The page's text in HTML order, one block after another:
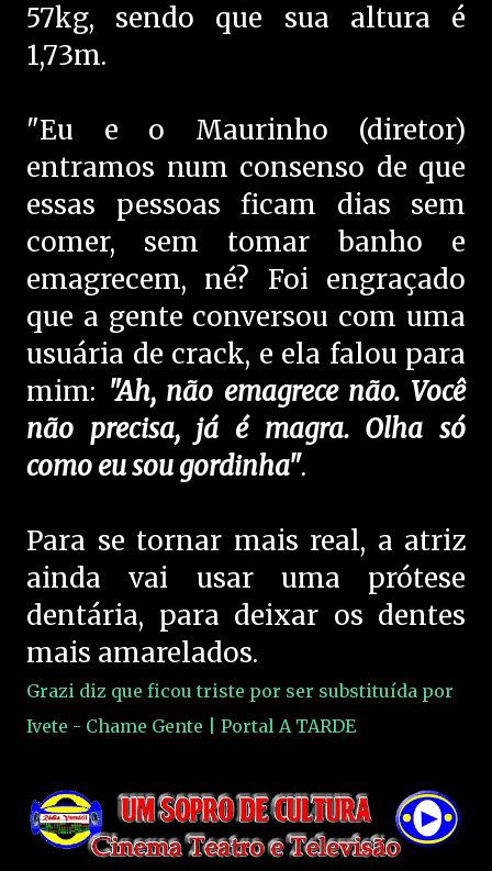
57kg, sendo que sua altura é
1,73m.
"Eu e o Maurinho (diretor)
entramos num consenso de que
essas pessoas ficam dias sem
comer, sem tomar banho e
emagrecem, né? Foi engraçado
que a gente conversou com uma
usuária de crack, e ela falou para
mim: "Ah, não emagrece não. Você
não precisa, já é magra. Olha só
como eu sou gordinha".
Para se tornar mais real, a atriz
ainda vai usar uma prótese
dentária, para deixar os dentes
mais amarelados.
Grazi diz que ficou triste por ser substituída por
Ivete - Chame Gente | Portal A TARDE